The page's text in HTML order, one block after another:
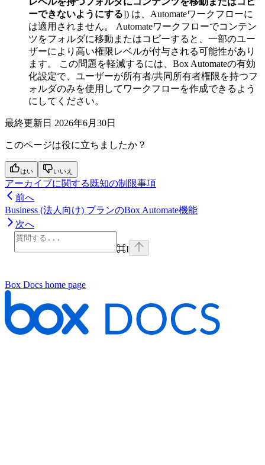
ーできないようにする]) は、Automateワークフローに
は適用されません。 Automateワークフローでコンテン
ツをフォルダに移動またはコピーすると、一部のユー
ザーにより高い権限レベルが付与される可能性があり
ます。 この問題を軽減するには、Box Automateの有効
化設定で、ユーザーが所有者/共同所有者権限を持つフ
ォルダのみを使用してワークフローを作成できるよう
にしてください。
最終更新日 2026年6月30日
このページは役に立ちましたか？
はい いいえ
アーカイブに関する既知の制限事項
前へ
Business (法人向け) プランのBox Automate機能
次へ
⌘I
Box Docs home page